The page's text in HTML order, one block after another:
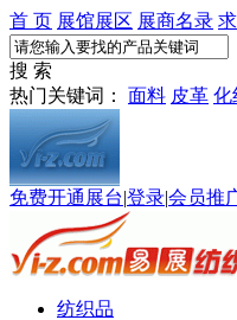
首 页 展馆展区 展商名录
搜 索
热门关键词： 面料 皮革 化
免费开通展台|登录|会员推
纺织品